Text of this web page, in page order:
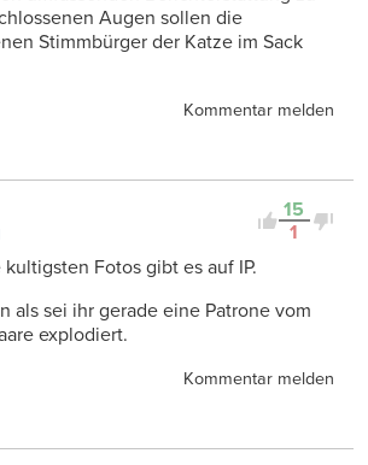
Augen sollen die
Stimmbürger der Katze im Sack
Kommentar melden
15
1
Fotos gibt es auf IP.
als sei ihr gerade eine Patrone vom
explodiert.
Kommentar melden